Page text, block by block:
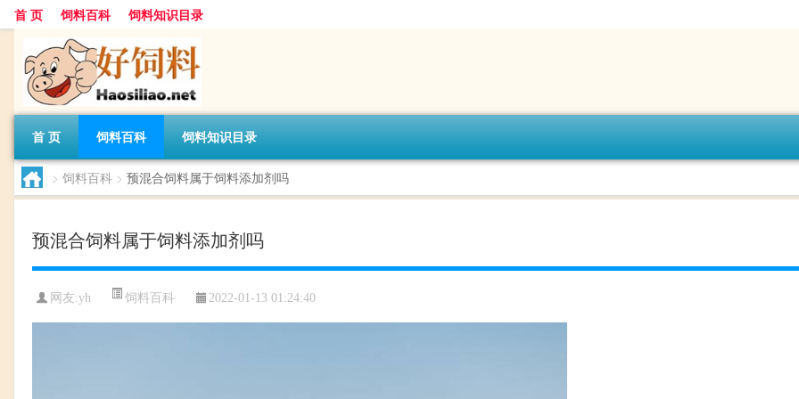
首 页 饲料百科 饲料知识目录
首 页 饲料百科 饲料知识目录
> 饲料百科 > 预混合饲料属于饲料添加剂吗
预混合饲料属于饲料添加剂吗
网友:yh 饲料百科 2022-01-13 01:24:40